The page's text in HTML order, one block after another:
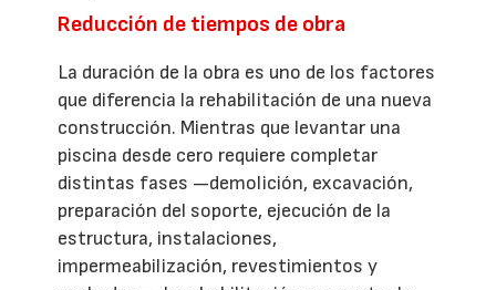
Reducción de tiempos de obra
La duración de la obra es uno de los factores
que diferencia la rehabilitación de una nueva
construcción. Mientras que levantar una
piscina desde cero requiere completar
distintas fases —demolición, excavación,
preparación del soporte, ejecución de la
estructura, instalaciones,
impermeabilización, revestimientos y